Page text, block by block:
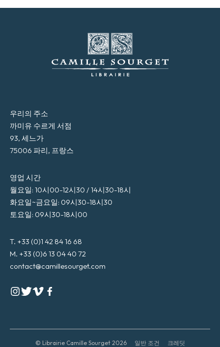
우리의 주소
까미유 수르게 서점
93, 세느가
75006 파리, 프랑스
영업 시간
월요일: 10시00-12시30 / 14시30-18시
화요일~금요일: 09시30-18시30
토요일: 09시30-18시00
T. +33 (0)1 42 84 16 68
M. +33 (0)6 13 04 40 72
contact@camillesourget.com
© Librairie Camille Sourget 2026 일반 조건 크레딧